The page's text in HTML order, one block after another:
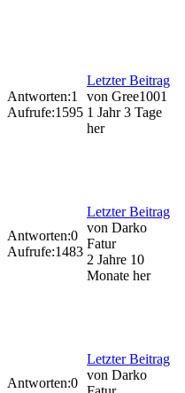
Antworten:1
Aufrufe:1595
Letzter Beitrag
von Gree1001
1 Jahr 3 Tage
her
Antworten:0
Aufrufe:1483
Letzter Beitrag
von Darko
Fatur
2 Jahre 10
Monate her
Antworten:0
Letzter Beitrag
von Darko